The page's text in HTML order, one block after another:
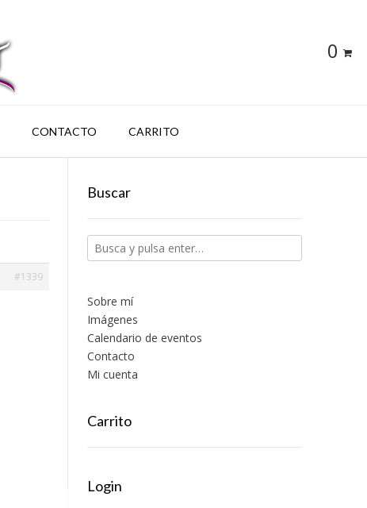
0
CONTACTO CARRITO
#1339
Buscar
Sobre mí
Imágenes
Calendario de eventos
Contacto
Mi cuenta
Carrito
Login